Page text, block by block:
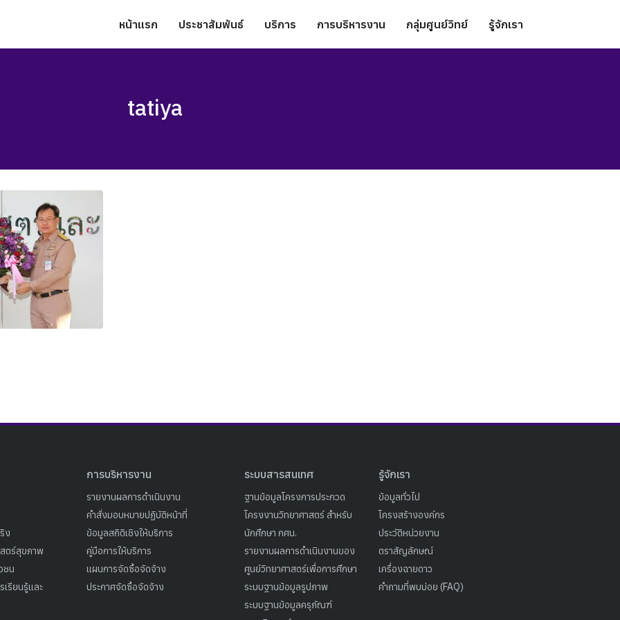
หน้าแรก ประชาสัมพันธ์ บริการ การบริหารงาน กลุ่มศูนย์วิทย์ รู้จักเรา
tatiya
ง
ตร์สุขภาพ
ชน
เรียนรู้และ
การบริหารงาน
รายงานผลการดำเนินงาน
คำสั่งมอบหมายปฏิบัติหน้าที่
ข้อมูลสถิติเชิงให้บริการ
คู่มือการให้บริการ
แผนการจัดซื้อจัดจ้าง
ประกาศจัดซื้อจัดจ้าง
ระบบสารสนเทศ
ฐานข้อมูลโครงการประกวด
โครงงานวิทยาศาสตร์ สำหรับ
นักศึกษา กศน.
รายงานผลการดำเนินงานของ
ศูนย์วิทยาศาสตร์เพื่อการศึกษา
ระบบฐานข้อมูลรูปภาพ
ระบบฐานข้อมูลครุภัณฑ์
รู้จักเรา
ข้อมูลทั่วไป
โครงสร้างองค์กร
ประวัติหน่วยงาน
ตราสัญลักษณ์
เครื่องฉายดาว
คำถามที่พบบ่อย (FAQ)